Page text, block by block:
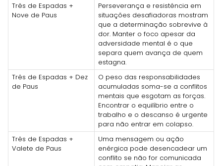
Três de Espadas +
Nove de Paus
Perseverança e resistência em
situações desafiadoras mostram
que a determinação sobrevive à
dor. Manter o foco apesar da
adversidade mental é o que
separa quem avança de quem
estagna.
Três de Espadas + Dez
de Paus
O peso das responsabilidades
acumuladas soma-se a conflitos
mentais que esgotam as forças.
Encontrar o equilíbrio entre o
trabalho e o descanso é urgente
para não entrar em colapso.
Três de Espadas +
Valete de Paus
Uma mensagem ou ação
enérgica pode desencadear um
conflito se não for comunicada